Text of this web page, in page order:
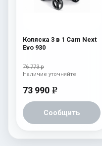
Коляска 3 в 1 Cam Next
Evo 930
76 773 р
73 990 e
Сообщить
Наличие уточняйте